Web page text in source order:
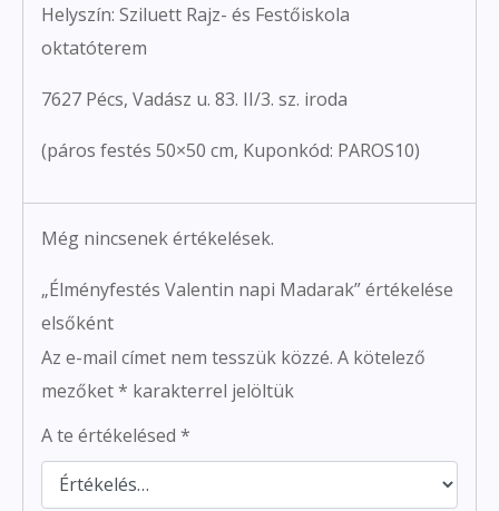
Helyszín: Sziluett Rajz- és Festőiskola
oktatóterem
7627 Pécs, Vadász u. 83. II/3. sz. iroda
(páros festés 50×50 cm, Kuponkód: PAROS10)
Még nincsenek értékelések.
„Élményfestés Valentin napi Madarak” értékelése
elsőként
Az e-mail címet nem tesszük közzé. A kötelező
mezőket* karakterrel jelöltük
A te értékelésed *